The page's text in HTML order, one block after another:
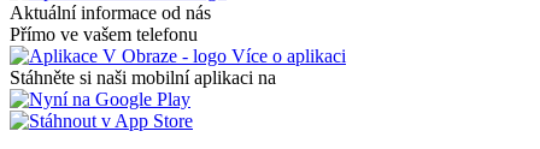
Aktuální informace od nás
Přímo ve vašem telefonu
Více o aplikaci
Stáhněte si naši mobilní aplikaci na